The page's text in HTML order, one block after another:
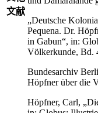
文献
„Deutsche
Pequena. Dr.
in Gabun“, in:
Völkerkunde, Bd.
Bundesarchiv
Höpfner über die
Höpfner, Carl,